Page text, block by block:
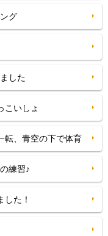
グ
した
いしょ
転、青空の下で体育
練習♪
た！